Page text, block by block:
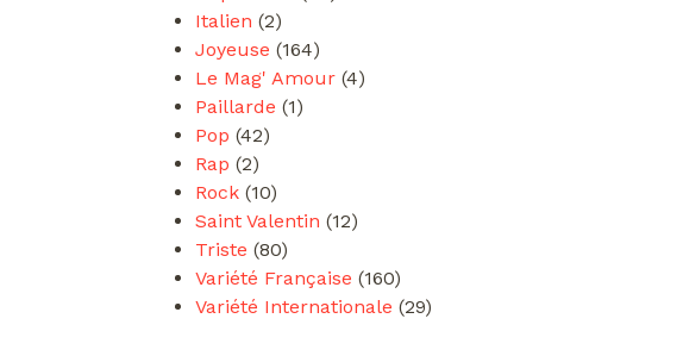
Italien (2)
Joyeuse (164)
Le Mag' Amour (4)
Paillarde (1)
Pop (42)
Rap (2)
Rock (10)
Saint Valentin (12)
Triste (80)
Variété Française (160)
Variété Internationale (29)